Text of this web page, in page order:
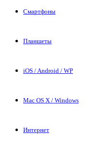
Смартфоны
Планшеты
iOS / Android / WP
Mac OS X / Windows
Интернет